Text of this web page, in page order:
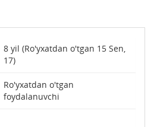
8 yil (Ro'yxatdan o'tgan 15 Sen,
17)
Ro'yxatdan o'tgan
foydalanuvchi